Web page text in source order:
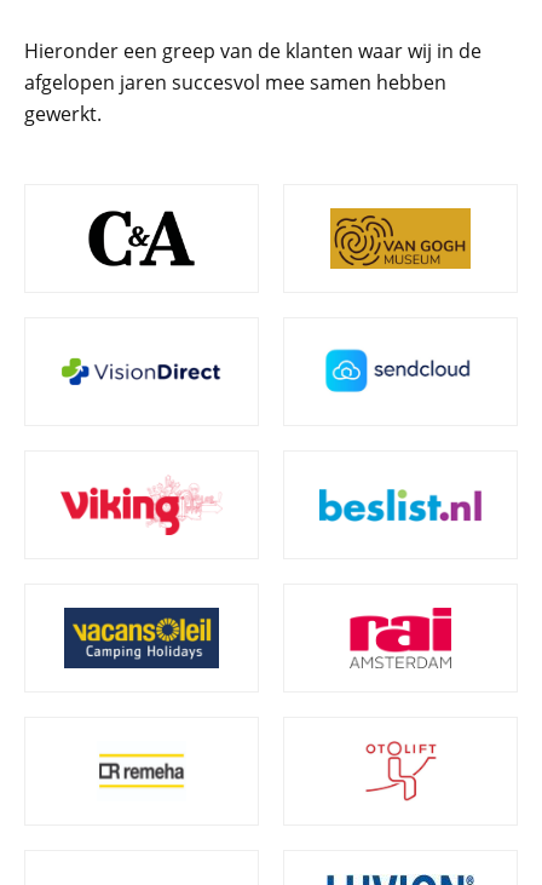
Hieronder een greep van de klanten waar wij in de
afgelopen jaren succesvol mee samen hebben
gewerkt.